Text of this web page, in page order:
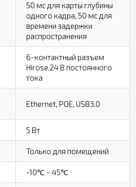
50 мс для карты глубины
одного кадра, 50 мс для
времени задержки
распространения
6-контактный разъем
Hirose,24 В постоянного
тока
Ethernet, POE, USB3.0
5 Вт
Только для помещений
-10℃ ~ 45℃